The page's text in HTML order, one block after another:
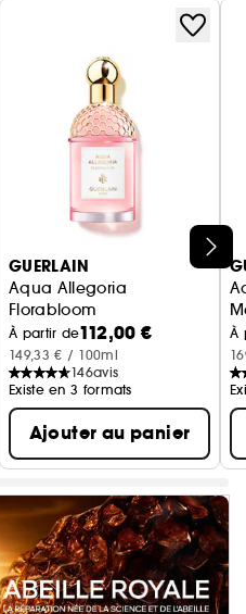
GUERLAIN
Aqua Allegoria
Florabloom
Eau de Toilette
À partir de112,00 €
149,33 € / 100ml
146avis
Existe en 3 formats
Ajouter au panier
À